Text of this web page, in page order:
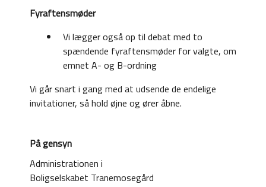
Fyraftensmøder
Vi lægger også op til debat med to
spændende fyraftensmøder for valgte, om
emnet A- og B-ordning
Vi går snart i gang med at udsende de endelige
invitationer, så hold øjne og ører åbne.
På gensyn
Administrationen i
Boligselskabet Tranemosegård